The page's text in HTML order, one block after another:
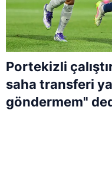
Portekizli
saha transferi
göndermem"